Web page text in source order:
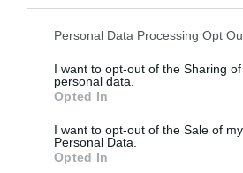
Personal Data Processing Opt
I want to opt-out of the Sharing
personal data.
Opted In
I want to opt-out of the Sale of my
Personal Data.
Opted In
que demandan
Además, la entidad manda un
empresas: hay muchos
pero que a menudo no se les
experiencia. "Es un factor que